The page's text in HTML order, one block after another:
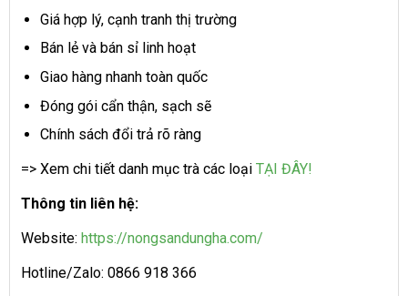
Giá hợp lý, cạnh tranh thị trường
Bán lẻ và bán sỉ linh hoạt
Giao hàng nhanh toàn quốc
Đóng gói cẩn thận, sạch sẽ
Chính sách đổi trả rõ ràng
=> Xem chi tiết danh mục trà các loại TẠI ĐÂY!
Thông tin liên hệ:
Website: https://nongsandungha.com/
Hotline/Zalo: 0866 918 366